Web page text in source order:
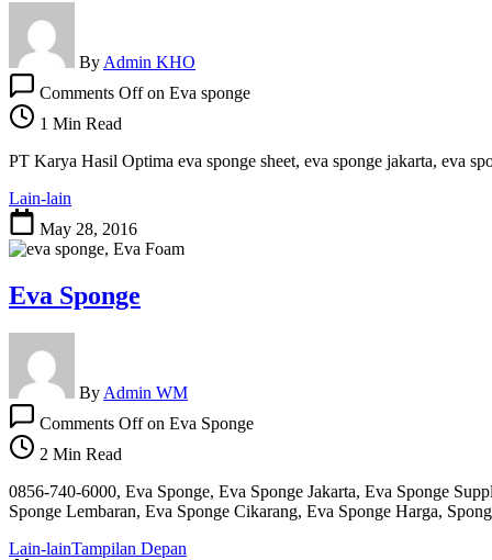
By Admin KHO
Comments Offon Eva sponge
1 Min Read
PT Karya Hasil Optima eva sponge sheet, eva sponge jakarta, eva
Lain-lain
May 28, 2016
Eva Sponge
By Admin WM
Comments Offon Eva Sponge
2 Min Read
0856-740-6000, Eva Sponge, Eva Sponge Jakarta, Eva Sponge
Sponge Lembaran, Eva Sponge Cikarang, Eva Sponge Harga,
Lain-lainTampilan Depan